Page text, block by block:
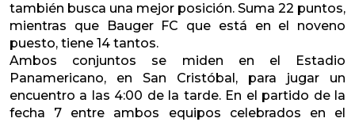
también busca una mejor posición. Suma 22 puntos,
mientras que Bauger FC que está en el noveno
puesto, tiene 14 tantos.
Ambos conjuntos se miden en el Estadio
Panamericano, en San Cristóbal, para jugar un
encuentro a las 4:00 de la tarde. En el partido de la
fecha 7 entre ambos equipos celebrados en el